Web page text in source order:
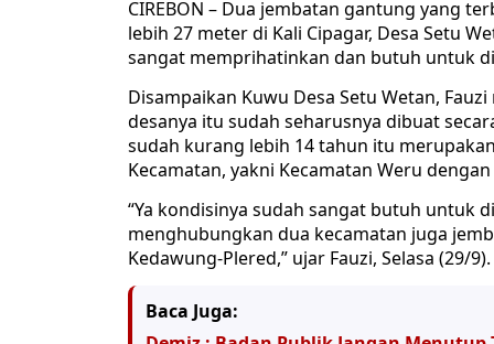
CIREBON – Dua jembatan gantung yang
lebih 27 meter di Kali Cipagar, Desa Setu
sangat memprihatinkan dan butuh untuk
Disampaikan Kuwu Desa Setu Wetan,
desanya itu sudah seharusnya dibuat
sudah kurang lebih 14 tahun itu
Kecamatan, yakni Kecamatan Weru dengan
“Ya kondisinya sudah sangat butuh untuk
menghubungkan dua kecamatan juga
Kedawung-Plered,” ujar Fauzi, Selasa (29/9).
Baca Juga: